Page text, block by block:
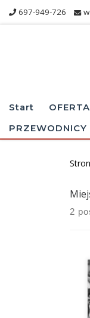
Skip to content
697-949-726
Start
2